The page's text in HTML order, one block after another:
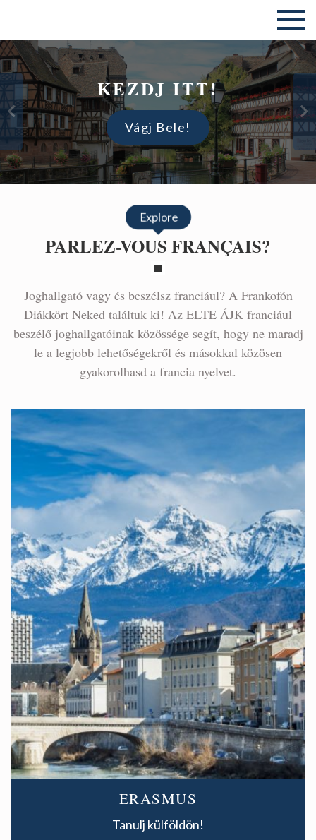
content
KEZDJ ITT!
Vágj Bele!
RÓLUNK
Ismerj Meg Minket!
PLAIDOIRIE
Tudj Meg Többet!
Explore
PARLEZ-VOUS FRANÇAIS?
Joghallgató vagy és beszélsz franciául? A Frankofón
Diákkört Neked találtuk ki! Az ELTE ÁJK franciául
beszélő joghallgatóinak közössége segít, hogy ne maradj
le a legjobb lehetőségekről és másokkal közösen
gyakorolhasd a francia nyelvet.
ERASMUS
Tanulj külföldön!